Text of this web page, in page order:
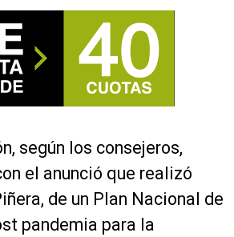
según los consejeros,
el anunció que realizó
de un Plan Nacional de
pandemia para la